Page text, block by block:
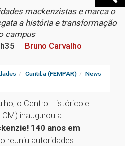
mackenzistas e marca o
a história e transformação
campus
Bruno Carvalho
Curitiba (FEMPAR) News
o Centro Histórico e
inaugurou a
140 anos em
reuniu autoridades